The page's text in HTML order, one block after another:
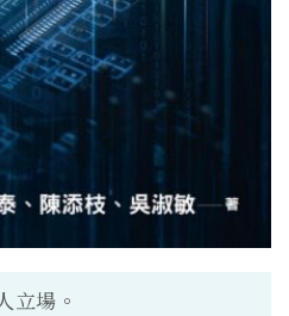
立場。